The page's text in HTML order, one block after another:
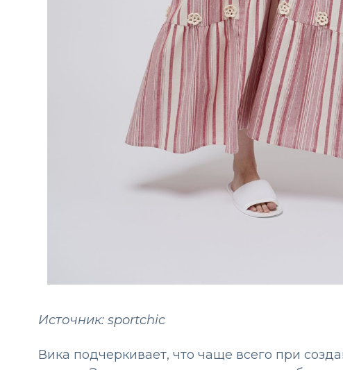
Источник: sportchic
Вика подчеркивает, что чаще всего при